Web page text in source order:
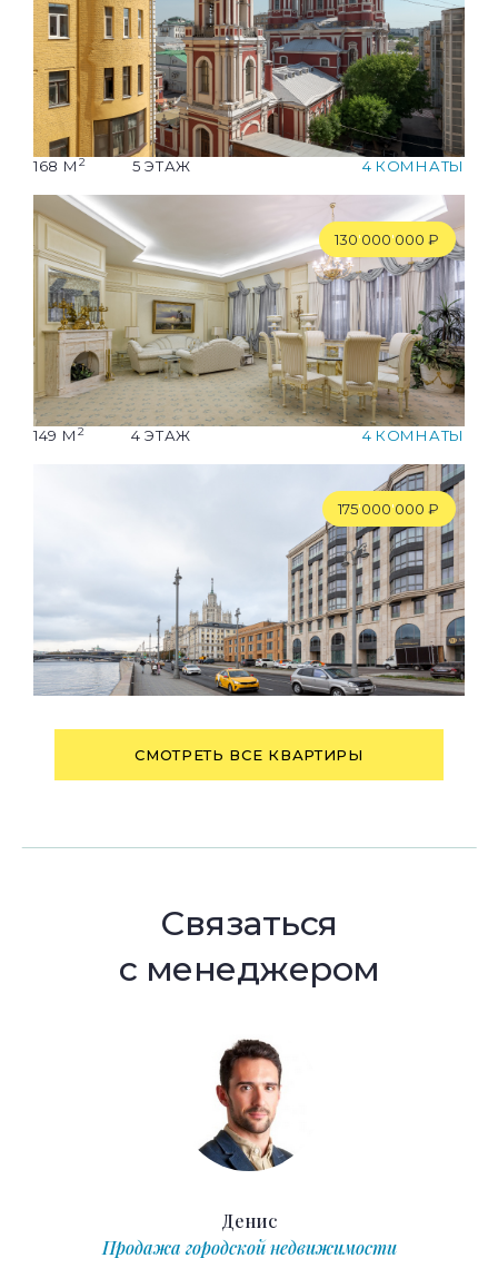
168 М 2 5 ЭТАЖ 4 КОМНАТЫ
130'000'000 ₽
149 М 2 4 ЭТАЖ 4 КОМНАТЫ
175'000'000 ₽
СМОТРЕТЬ ВСЕ КВАРТИРЫ
Связаться
с менеджером
Денис
Продажа городской недвижимости